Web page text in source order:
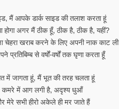
मैं आपके डार्क साइड की तलाश करता हूं
होगा अगर मैं ठीक हूँ, ठीक है, ठीक है, यहीं?
चेहरा खराब करने के लिए अपनी नाक काट ली
प्रतिबिम्ब से वर्षों-वर्षों तक घृणा करता हूँ
में जागता हूं, मैं भूत की तरह चलता हूं
कमरे में आग लगी है, अदृश्य धुआँ
मेरे सभी हीरो अकेले ही मर जाते हैं